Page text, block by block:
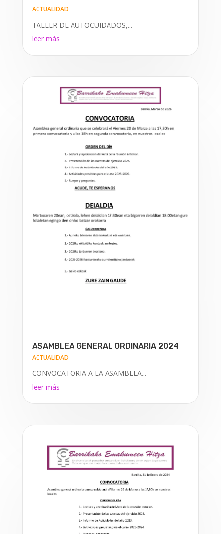
ACTUALIDAD
TALLER DE AUTOCUIDADOS,...
leer más
ASAMBLEA GENERAL ORDINARIA 2024
ACTUALIDAD
CONVOCATORIA A LA ASAMBLEA...
leer más